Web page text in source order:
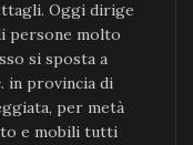
Oggi dirige
persone molto
si sposta a
in provincia di
per metà
e mobili tutti